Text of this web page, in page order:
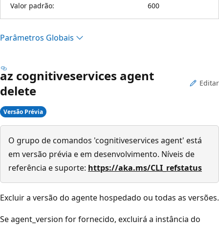
Valor padrão: 600
Parâmetros Globais
az cognitiveservices agent
delete
Editar
Versão Prévia
O grupo de comandos 'cognitiveservices agent' está
em versão prévia e em desenvolvimento. Níveis de
referência e suporte: https://aka.ms/CLI_refstatus
Excluir a versão do agente hospedado ou todas as versões.
Se agent_version for fornecido, excluirá a instância do